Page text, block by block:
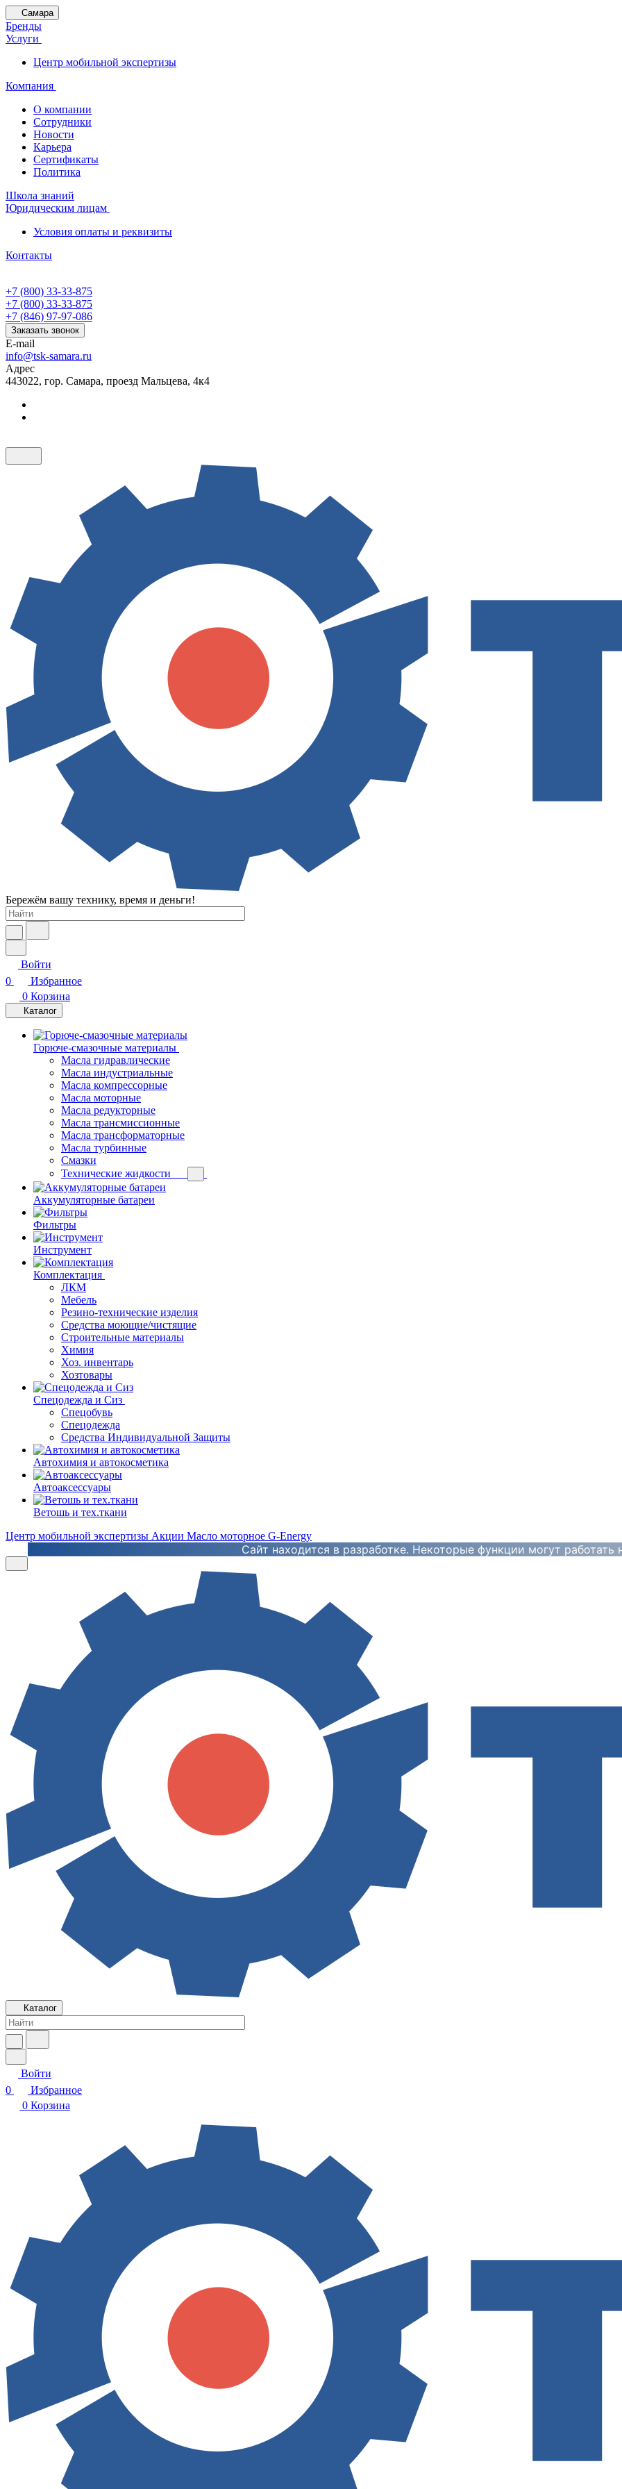
Самара
Бренды
Услуги
Центр мобильной экспертизы
Компания
О компании
Сотрудники
Новости
Карьера
Сертификаты
Политика
Школа знаний
Юридическим лицам
Условия оплаты и реквизиты
Контакты
+7 (800) 33-33-875
+7 (800) 33-33-875
+7 (846) 97-97-086
Заказать звонок
E-mail
info@tsk-samara.ru
Адрес
443022, гор. Самара, проезд Мальцева, 4к4
Бережём вашу технику, время и деньги!
Войти
0
Избранное
0 Корзина
Каталог
Горюче-смазочные материалы
Масла гидравлические
Масла индустриальные
Масла компрессорные
Масла моторные
Масла редукторные
Масла трансмиссионные
Масла трансформаторные
Масла турбинные
Смазки
Технические жидкости
Аккумуляторные батареи
Фильтры
Инструмент
Комплектация
ЛКМ
Мебель
Резино-технические изделия
Средства моющие/чистящие
Строительные материалы
Химия
Хоз. инвентарь
Хозтовары
Спецодежда и Сиз
Спецобувь
Спецодежда
Средства Индивидуальной Защиты
Автохимия и автокосметика
Автоаксессуары
Ветошь и тех.ткани
Центр мобильной экспертизы Акции Масло моторное G-Energy
Сайт находится в разработке. Некоторые функции могут работать
Каталог
Войти
0
Избранное
0 Корзина